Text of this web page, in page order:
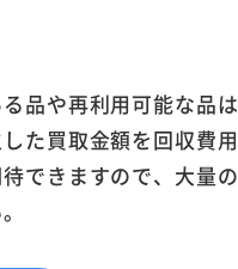
品や再利用可能な品は
た買取金額を回収費用
できますので、大量の